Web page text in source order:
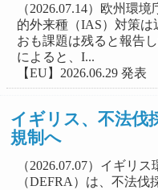
（2026.07.14）欧州環
的外来種（IAS）対策
おも課題は残ると報告
によると、I...
【EU】2026.06.29 発表
イギリス、不法伐
規制へ
（2026.07.07）イギリ
（DEFRA）は、不法